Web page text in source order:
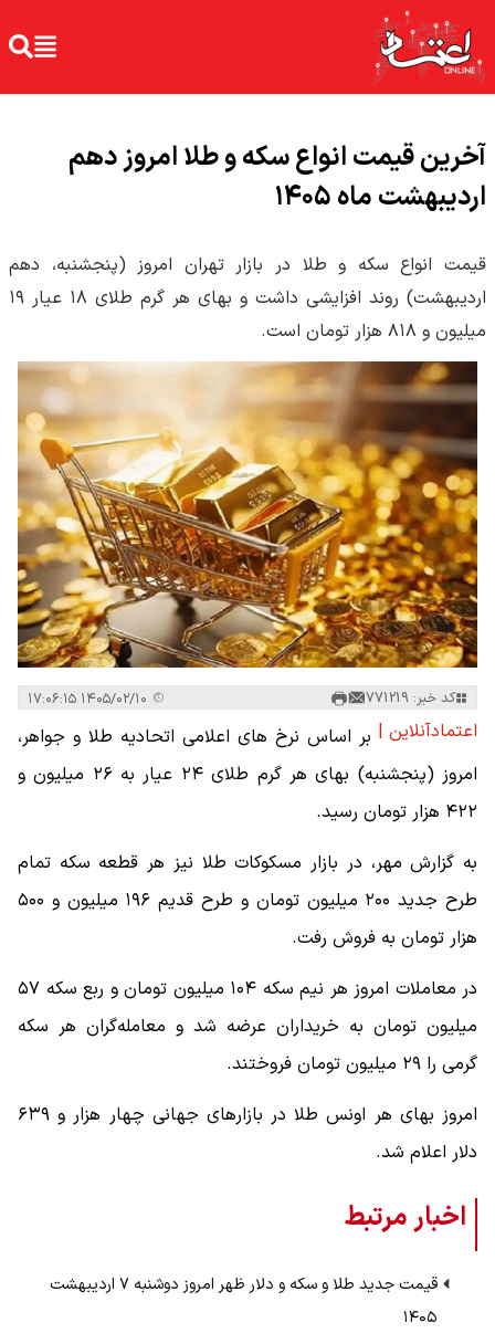
آخرین قیمت انواع سکه و طلا امروز دهم
اردیبهشت ماه ۱۴۰۵
قیمت انواع سکه و طلا در بازار تهران امروز (پنجشنبه، دهم
اردیبهشت) روند افزایشی داشت و بهای هر گرم طلای ۱۸ عیار ۱۹
میلیون و ۸۱۸ هزار تومان است.
کد خبر: 771219
اعتمادآنلاین | بر اساس نرخ های اعلامی اتحادیه طلا و جواهر،
امروز (پنجشنبه) بهای هر گرم طلای ۲۴ عیار به ۲۶ میلیون و
۴۲۲ هزار تومان رسید.
به گزارش مهر، در بازار مسکوکات طلا نیز هر قطعه سکه تمام
طرح جدید ۲۰۰ میلیون تومان و طرح قدیم ۱۹۶ میلیون و ۵۰۰
هزار تومان به فروش رفت.
در معاملات امروز هر نیم سکه ۱۰۴ میلیون تومان و ربع سکه ۵۷
میلیون تومان به خریداران عرضه شد و معامله‌گران هر سکه
گرمی را ۲۹ میلیون تومان فروختند.
امروز بهای هر اونس طلا در بازارهای جهانی چهار هزار و ۶۳۹
دلار اعلام شد.
اخبار مرتبط
قیمت جدید طلا و سکه و دلار ظهر امروز دوشنبه ۷ اردیبهشت
۱۴۰۵